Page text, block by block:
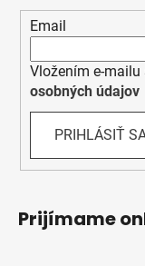
Email
Vložením e-
osobných údajov
PRIHLÁSIŤ
Prijímame